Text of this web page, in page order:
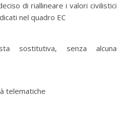
di riallineare i valori civilistici
nel quadro EC
sostitutiva, senza alcuna
telematiche